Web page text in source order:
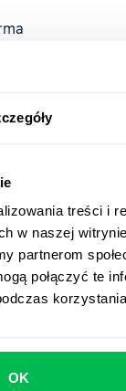
treści i
w naszej
partnerom
połączyć te
OK
i
mobilnego.